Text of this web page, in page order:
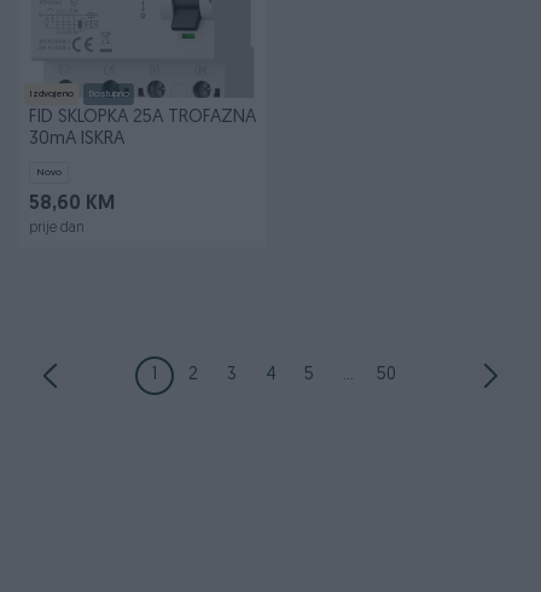
Izdvojeno Dostupno
FID SKLOPKA 25A TROFAZNA
30mA ISKRA
Novo
58,60 KM
prije dan
1 2 3 4 5 ... 50